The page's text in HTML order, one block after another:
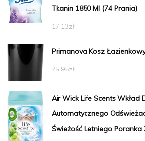
Tkanin 1850 Ml (74 Prania)
17,13zł
Primanova Kosz
75,95zł
Air Wick Life Scents Wkład
Automatycznego
Świeżość Letniego Poranka